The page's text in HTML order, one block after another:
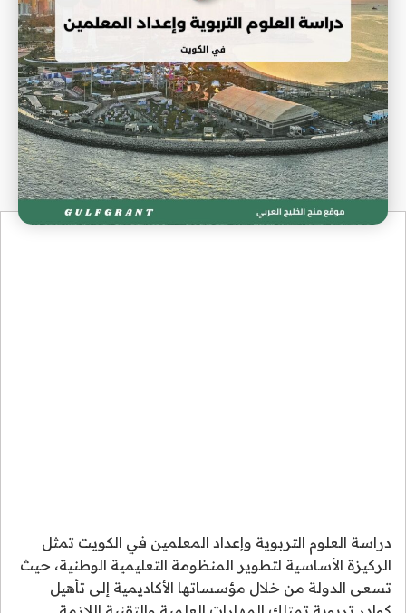
دراسة العلوم التربوية وإعداد المعلمين في الكويت تمثل
الركيزة الأساسية لتطوير المنظومة التعليمية الوطنية، حيث
تسعى الدولة من خلال مؤسساتها الأكاديمية إلى تأهيل